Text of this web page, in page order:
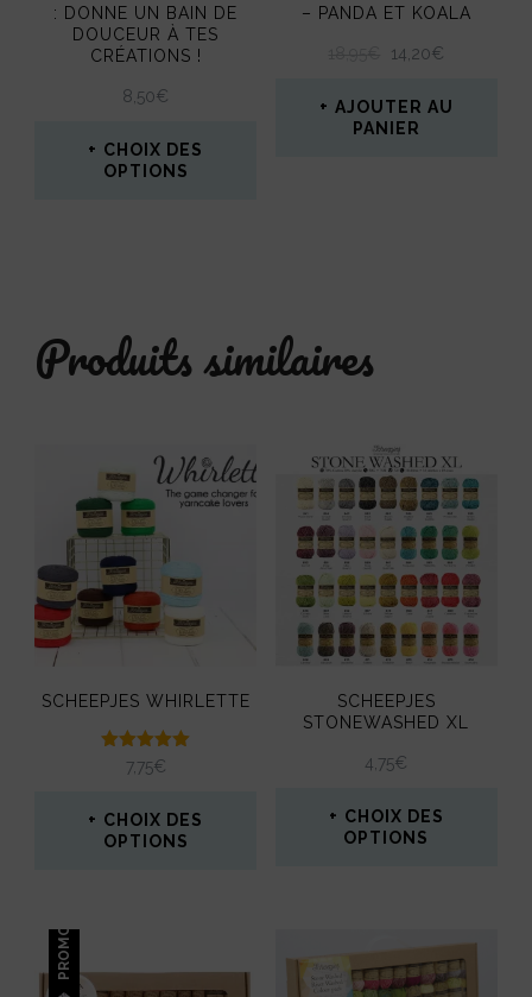
: DONNE UN BAIN DE
DOUCEUR À TES
CRÉATIONS !
8,50€
CHOIX DES
OPTIONS
plusieurs
variations.
options
peuvent
être
choisies
sur
page
du
produit
– PANDA ET KOALA
LE
INITIAL
ÉTAIT :
14,20€
ACTUEL
AJOUTER AU
PANIER
Produits similaires
SCHEEPJES WHIRLETTE
Note
5.00
7,75€
CHOIX DES
OPTIONS
SCHEEPJES
STONEWASHED XL
4,75€
CHOIX DES
OPTIONS
a
PROMO !